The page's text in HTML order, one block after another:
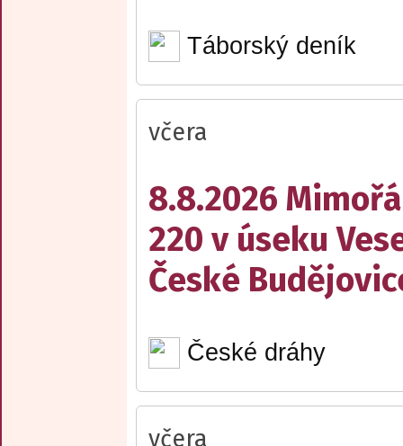
Táborský deník
včera
8.8.2026
220 v úseku
České
České dráhy
včera